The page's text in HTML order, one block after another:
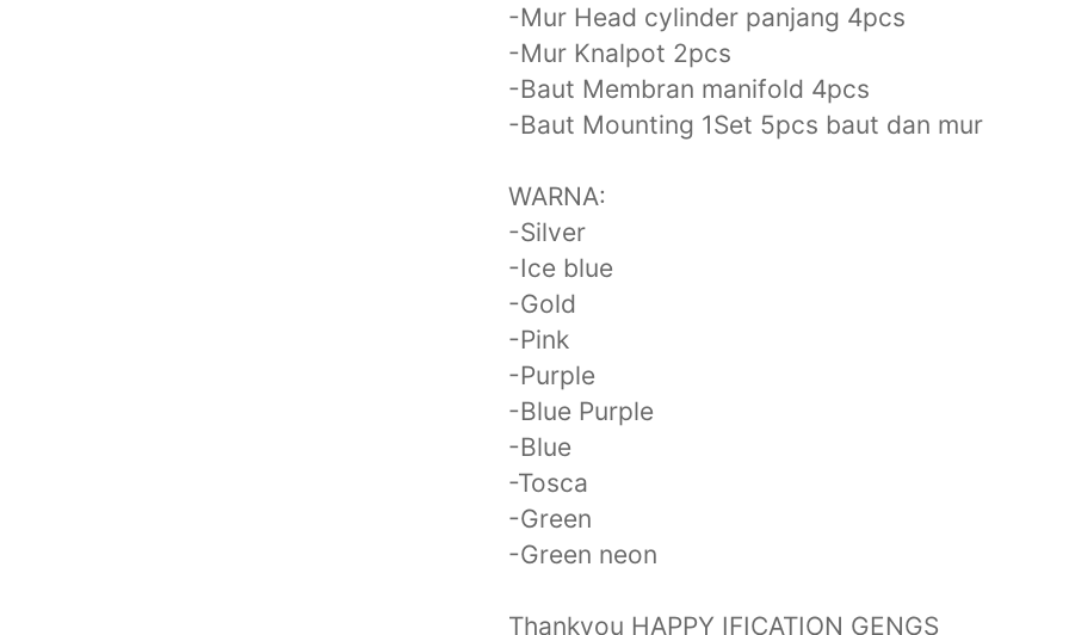
-Mur Head cylinder panjang 4pcs
-Mur Knalpot 2pcs
-Baut Membran manifold 4pcs
-Baut Mounting 1Set 5pcs baut dan mur
WARNA:
-Silver
-Ice blue
-Gold
-Pink
-Purple
-Blue Purple
-Blue
-Tosca
-Green
-Green neon
Thankyou HAPPY IFICATION GENGS